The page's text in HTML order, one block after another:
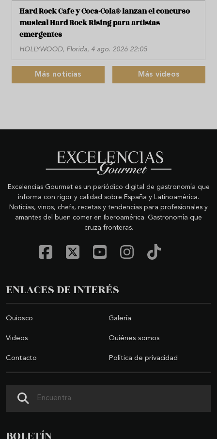
Hard Rock Cafe y Coca-Cola® lanzan el concurso
musical Hard Rock Rising para artistas
emergentes
HOLLYWOOD, Florida, 4 ago. 2026 22:05
Más noticias Más videos
Excelencias Gourmet es un periódico digital de gastronomía que
informa con rigor y calidad sobre España y Latinoamérica.
Noticias, vinos, chefs, recetas y tendencias para profesionales y
amantes del buen comer en Iberoamérica. Gastronomía que
cruza fronteras.
ENLACES DE INTERÉS
Quiosco Galería
Videos Quiénes somos
Contacto Política de privacidad